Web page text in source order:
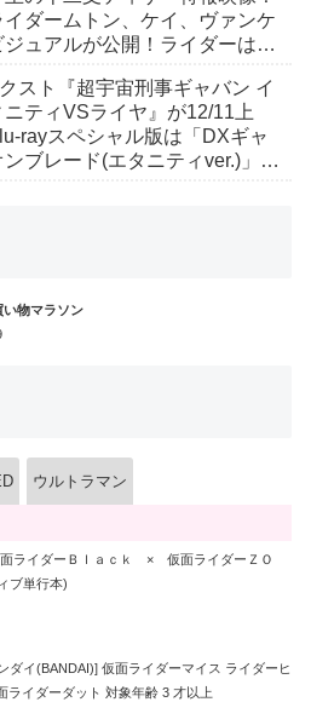
イダームトン、ケイ、ヴァンケ
ジュアルが公開！ライダーは子
スト『超宇宙刑事ギャバン イ
ニティVSライヤ』が12/11上
rayスペシャル版は「DXギャ
ブレード(エタニティver.)」
い物マラソン
ウルトラマン
面ライダーＢｌａｃｋ × 仮面ライダーＺＯ
ブ単行本)
ダイ(BANDAI)] 仮面ライダーマイス ライダーヒ
ライダーダット 対象年齢 3 才以上